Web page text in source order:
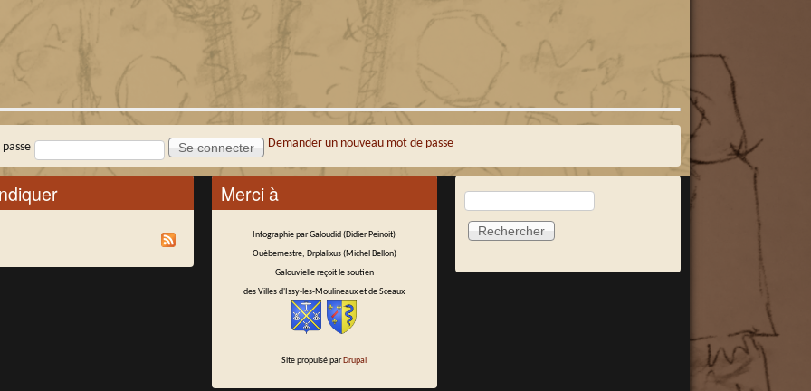
Demander un nouveau mot de passe
Merci à
Infographie par Galoudid (Didier Peinoit)
Ouèbemestre, Drplalixus (Michel Bellon)
Galouvielle reçoit le soutien
des Villes d'Issy-les-Moulineaux et de Sceaux
Site propulsé parDrupal
Formulaire de recherche
Rechercher